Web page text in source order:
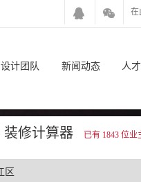
设计团队 新闻动态 人
装修计算器 已有 1843 位